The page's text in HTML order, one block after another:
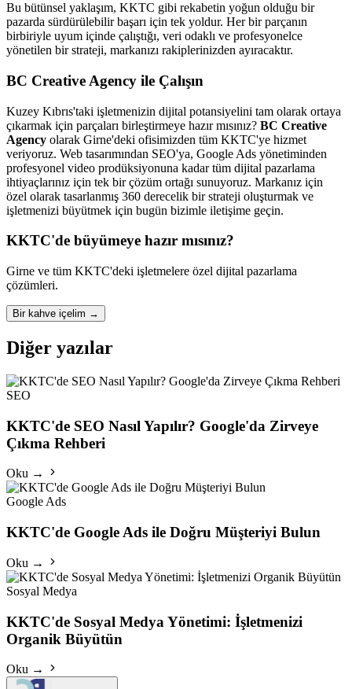
Bu bütünsel yaklaşım, KKTC gibi rekabetin yoğun olduğu bir
pazarda sürdürülebilir başarı için tek yoldur. Her bir parçanın
birbiriyle uyum içinde çalıştığı, veri odaklı ve profesyonelce
yönetilen bir strateji, markanızı rakiplerinizden ayıracaktır.
BC Creative Agency ile Çalışın
Kuzey Kıbrıs'taki işletmenizin dijital potansiyelini tam olarak ortaya
çıkarmak için parçaları birleştirmeye hazır mısınız? BC Creative
Agency olarak Girne'deki ofisimizden tüm KKTC'ye hizmet
veriyoruz. Web tasarımından SEO'ya, Google Ads yönetiminden
profesyonel video prodüksiyonuna kadar tüm dijital pazarlama
ihtiyaçlarınız için tek bir çözüm ortağı sunuyoruz. Markanız için
özel olarak tasarlanmış 360 derecelik bir strateji oluşturmak ve
işletmenizi büyütmek için bugün bizimle iletişime geçin.
KKTC'de büyümeye hazır mısınız?
Girne ve tüm KKTC'deki işletmelere özel dijital pazarlama
çözümleri.
Bir kahve içelim →
Diğer yazılar
SEO
KKTC'de SEO Nasıl Yapılır? Google'da Zirveye
Çıkma Rehberi
Oku →
Google Ads
KKTC'de Google Ads ile Doğru Müşteriyi Bulun
Oku →
Sosyal Medya
KKTC'de Sosyal Medya Yönetimi: İşletmenizi
Organik Büyütün
Oku →